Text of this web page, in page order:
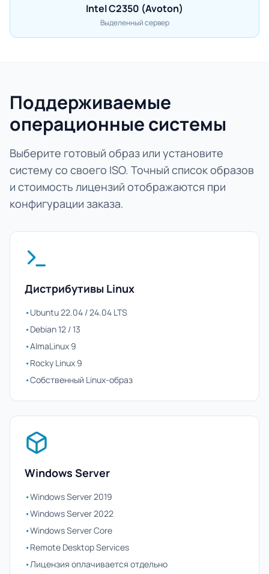
Intel C2350 (Avoton)
Выделенный сервер
Поддерживаемые
операционные системы
Выберите готовый образ или установите
систему со своего ISO. Точный список образов
и стоимость лицензий отображаются при
конфигурации заказа.
Дистрибутивы Linux
•Ubuntu 22.04 / 24.04 LTS
•Debian 12 / 13
•AlmaLinux 9
•Rocky Linux 9
•Собственный Linux-образ
Windows Server
•Windows Server 2019
•Windows Server 2022
•Windows Server Core
•Remote Desktop Services
•Лицензия оплачивается отдельно